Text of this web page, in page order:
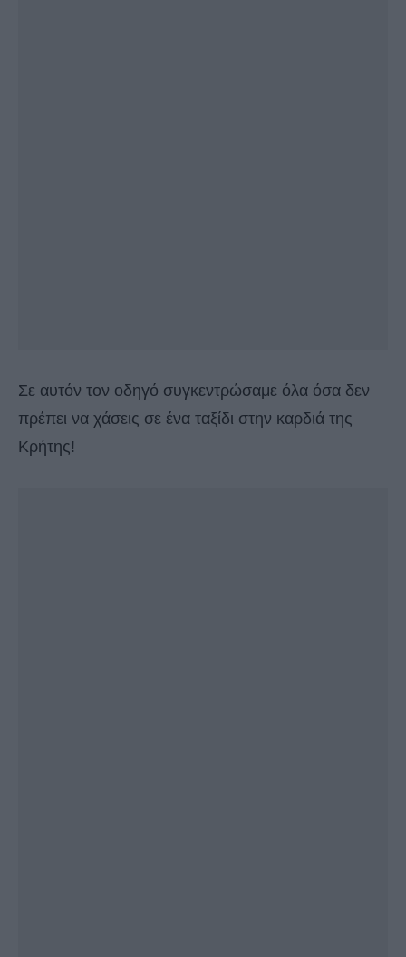
Σε αυτόν τον οδηγό συγκεντρώσαμε όλα όσα δεν
πρέπει να χάσεις σε ένα ταξίδι στην καρδιά της
Κρήτης!